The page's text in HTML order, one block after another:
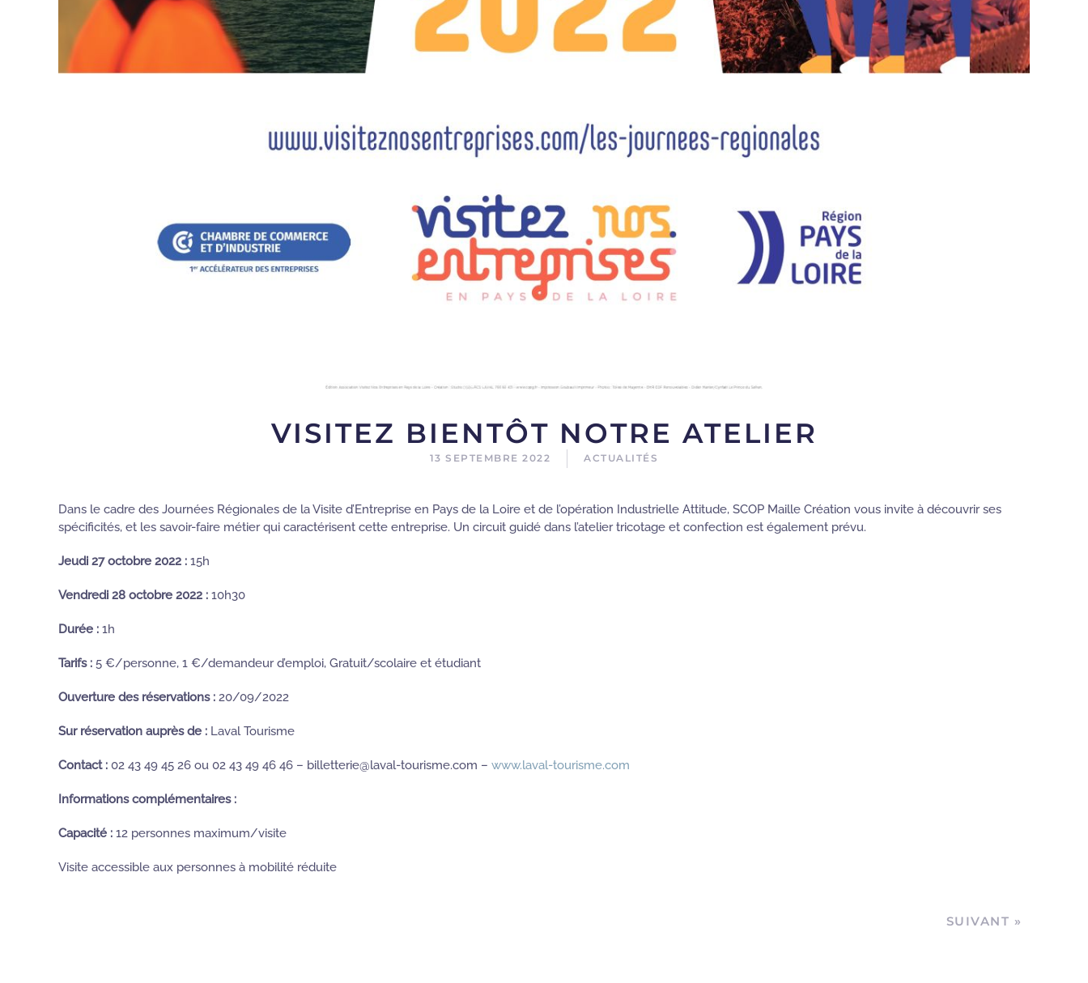
VISITEZ BIENTÔT NOTRE ATELIER
13 SEPTEMBRE 2022 ACTUALITÉS
Dans le cadre des Journées Régionales de la Visite d’Entreprise en Pays de la Loire et de l’opération Industrielle Attitude, SCOP Maille Création vous invite à découvrir ses
spécificités, et les savoir-faire métier qui caractérisent cette entreprise. Un circuit guidé dans l’atelier tricotage et confection est également prévu.
Jeudi 27 octobre 2022 : 15h
Vendredi 28 octobre 2022 : 10h30
Durée : 1h
Tarifs : 5 €/personne, 1 €/demandeur d’emploi, Gratuit/scolaire et étudiant
Ouverture des réservations : 20/09/2022
Sur réservation auprès de : Laval Tourisme
Contact : 02 43 49 45 26 ou 02 43 49 46 46 – billetterie@laval-tourisme.com – www.laval-tourisme.com
Informations complémentaires :
Capacité : 12 personnes maximum/visite
Visite accessible aux personnes à mobilité réduite
SUIVANT »